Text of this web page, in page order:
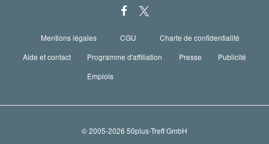
Mentions légales CGU
Charte de confidentialité
Aide et contact
Programme d'affiliation Presse
Publicité
Emplois
© 2005-2026 50plus-Treff GmbH